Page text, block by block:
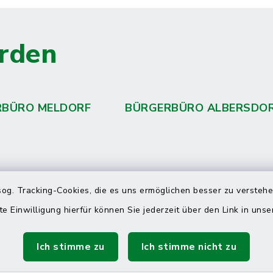
Tracking-Cookies, die es uns ermöglichen besser zu
Einwilligung hierfür können Sie jederzeit über den Link in
Ich stimme zu Ich stimme nicht zu
MELDORF BÜRGERBÜRO
Erreichbarkeit per
08:00 Uhr – 12:00 Uhr
14:00 Uhr – 16:00 Uhr